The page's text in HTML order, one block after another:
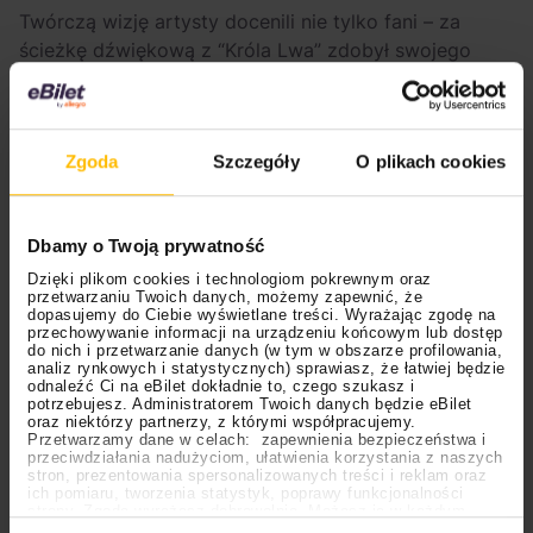
Zgoda Szczegóły O plikach cookies
Dbamy o Twoją prywatność
Dzięki plikom cookies i technologiom pokrewnym oraz
przetwarzaniu Twoich danych, możemy zapewnić, że
dopasujemy do Ciebie wyświetlane treści. Wyrażając zgodę na
przechowywanie informacji na urządzeniu końcowym lub dostęp
do nich i przetwarzanie danych (w tym w obszarze profilowania,
analiz rynkowych i statystycznych) sprawiasz, że łatwiej będzie
odnaleźć Ci na eBilet dokładnie to, czego szukasz i
potrzebujesz. Administratorem Twoich danych będzie eBilet
oraz niektórzy partnerzy, z którymi współpracujemy.
Przetwarzamy dane w celach: zapewnienia bezpieczeństwa i
przeciwdziałania nadużyciom, ułatwienia korzystania z naszych
stron, prezentowania spersonalizowanych treści i reklam oraz
ich pomiaru, tworzenia statystyk, poprawy funkcjonalności
Twórczą wizję artysty docenili nie tylko fani – za
ścieżkę dźwiękową z “Króla Lwa” zdobył swojego
pierwszego Oscara, jedną nagrodę Tony i dwie
statuetki Grammy.
Historia zniknięcia Lebo M.
Historia powstania utworu“Circle of Life”jest już